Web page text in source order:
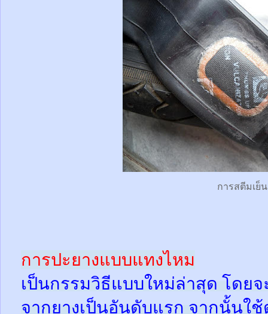
การสตีมเย็น
การปะยางแบบแทงไหม
เป็นกรรมวิธีแบบใหม่ล่าสุด โดย
จากยางเป็นอันดับแรก จากนั้นใ